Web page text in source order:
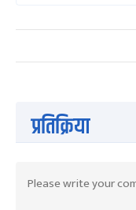
प्रतिक्रिया